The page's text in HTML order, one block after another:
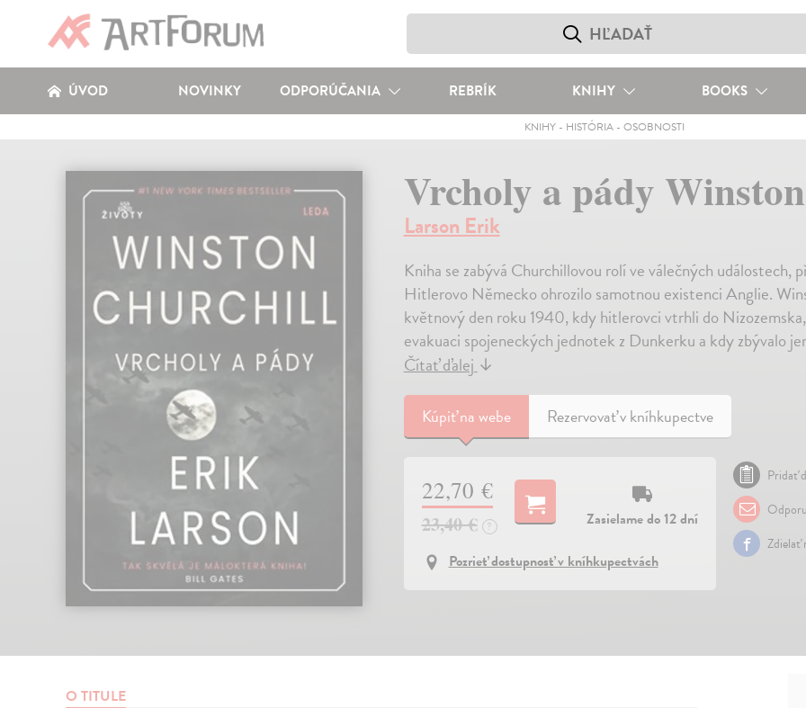
ÚVOD NOVINKY ODPORÚČANIA REBRÍK KNIHY BOOKS
KNIHY- HISTÓRIA- OSOBNOSTI
Vrcholy a pády
Larson Erik
Kniha se zabývá Churchillovou rolí ve válečných
Hitlerovo Německo ohrozilo samotnou existenci Anglie.
květnový den roku 1940, kdy hitlerovci vtrhli do
evakuaci spojeneckých jednotek z Dunkerku a kdy zbývalo
Čítať ďalej↓
Kúpiťna webe Rezervovať v kníhkupectve
22,70 €
23,40 € ?
Zasielame do 12 dní
Pozrieť dostupnosť v kníhkupectvách
Pridať
Zdielať
O TITULE